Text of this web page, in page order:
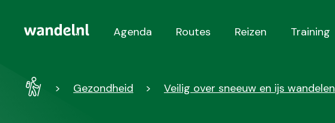
Hoofdnavigatie
Agenda Routes Reizen Training
WandelGezondheid Veilig over sneeuw en ijs wandelen